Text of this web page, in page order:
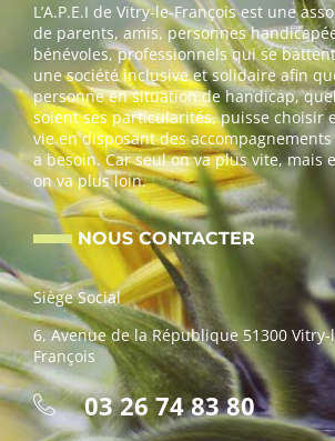
L’A.P.E.I de Vitry-le-François est une
de parents, amis, personnes
bénévoles, professionnels qui se
une société inclusive et solidaire afin
personne en situation de handicap,
soient ses particularités, puisse choisir
vie en disposant des
a besoin. Car seul on va plus vite, mais
on va plus loin.
NOUS CONTACTER
Siège Social
6, Avenue de la République 51300 Vitry-
François
03 26 74 83 80